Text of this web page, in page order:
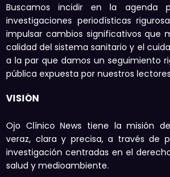
Buscamos incidir en la agenda
investigaciones periodísticas
impulsar cambios significativos que
calidad del sistema sanitario y el
a la par que damos un seguimiento
pública expuesta por nuestros
VISIÓN
Ojo Clínico News tiene la misión
veraz, clara y precisa, a través de
investigación centradas en el
salud y medioambiente.